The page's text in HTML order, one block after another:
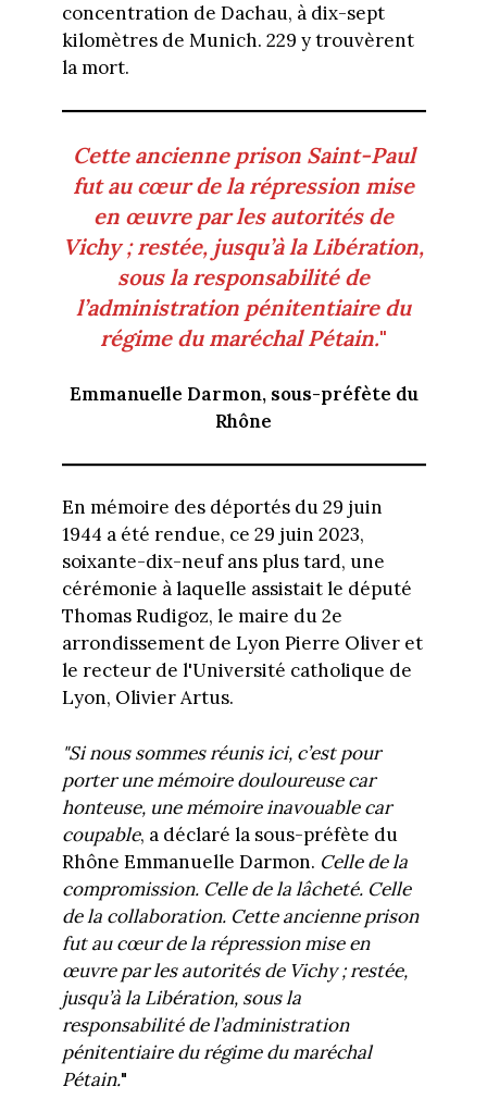
concentration de Dachau, à dix-sept
kilomètres de Munich. 229 y trouvèrent
la mort.
Cette ancienne prison Saint-Paul
fut au cœur de la répression mise
en œuvre par les autorités de
Vichy ; restée, jusqu’à la Libération,
sous la responsabilité de
l’administration pénitentiaire du
régime du maréchal Pétain."
Emmanuelle Darmon, sous-préfète du
Rhône
En mémoire des déportés du 29 juin
1944 a été rendue, ce 29 juin 2023,
soixante-dix-neuf ans plus tard, une
cérémonie à laquelle assistait le député
Thomas Rudigoz, le maire du 2e
arrondissement de Lyon Pierre Oliver et
le recteur de l'Université catholique de
Lyon, Olivier Artus.
"Si nous sommes réunis ici, c’est pour
porter une mémoire douloureuse car
honteuse, une mémoire inavouable car
coupable, a déclaré la sous-préfète du
Rhône Emmanuelle Darmon. Celle de la
compromission. Celle de la lâcheté. Celle
de la collaboration. Cette ancienne prison
fut au cœur de la répression mise en
œuvre par les autorités de Vichy ; restée,
jusqu’à la Libération, sous la
responsabilité de l’administration
pénitentiaire du régime du maréchal
Pétain."